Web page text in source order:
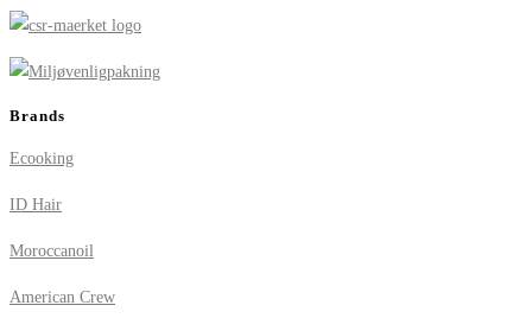
Brands
Ecooking
ID Hair
Moroccanoil
American Crew